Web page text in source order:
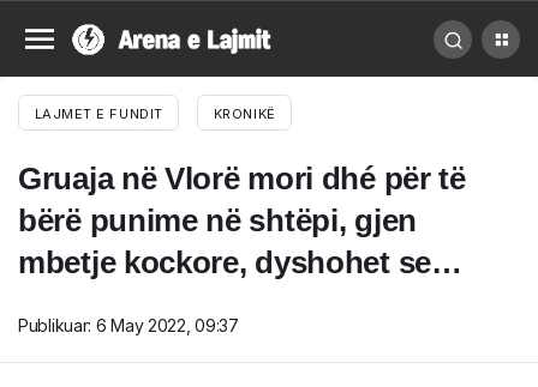
LAJMET E FUNDIT KRONIKË
Gruaja në Vlorë mori dhé për të
bërë punime në shtëpi, gjen
mbetje kockore, dyshohet se…
Publikuar: 6 May 2022, 09:37